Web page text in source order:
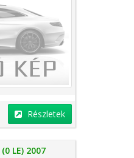
Részletek
(0 LE) 2007